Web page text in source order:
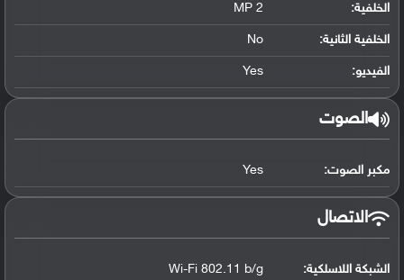
الخلفية: 2 MP
الخلفية الثانية: No
الفيديو: Yes
الصوت
مكبر الصوت: Yes
الاتصال
الشبكة اللاسلكية: Wi-Fi 802.11 b/g